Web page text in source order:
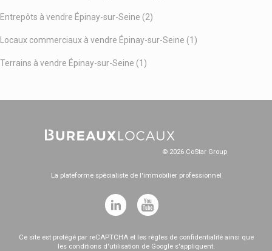
Entrepôts à vendre Épinay-sur-Seine (2)
Locaux commerciaux à vendre Épinay-sur-Seine (1)
Terrains à vendre Épinay-sur-Seine (1)
© 2026 CoStar Group
La plateforme spécialiste de l'immobilier professionnel
Ce site est protégé par reCAPTCHA et les règles de confidentialitéainsi que
les conditions d'utilisation de Google s'appliquent.